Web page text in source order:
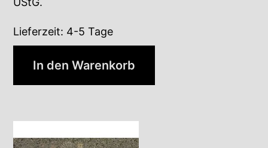
Lieferzeit: 4-5 Tage
In den Warenkorb